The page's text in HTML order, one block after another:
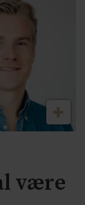
være